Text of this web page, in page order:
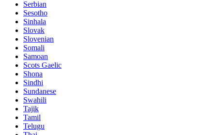
Serbian
Sesotho
Sinhala
Slovak
Slovenian
Somali
Samoan
Scots Gaelic
Shona
Sindhi
Sundanese
Swahili
Tajik
Tamil
Telugu